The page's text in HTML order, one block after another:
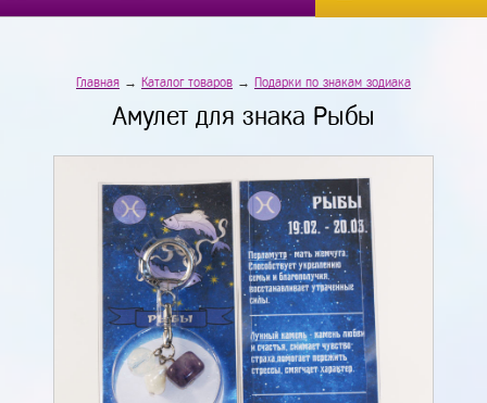
Главная → Каталог товаров → Подарки по знакам зодиака
Амулет для знака Рыбы